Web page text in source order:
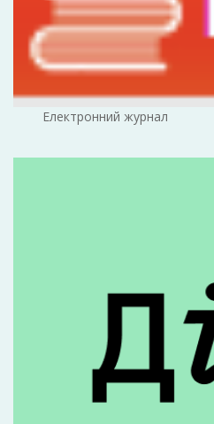
Електронний журнал